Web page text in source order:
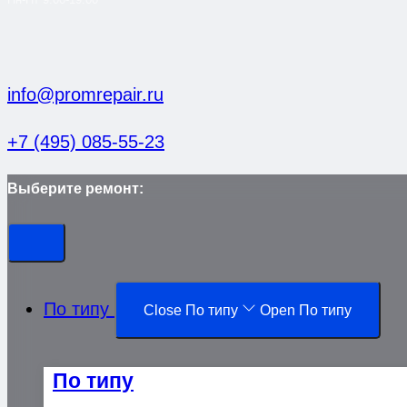
info@promrepair.ru
+7 (495) 085-55-23
Выберите ремонт:
По типу Close По типу Open По типу
По типу